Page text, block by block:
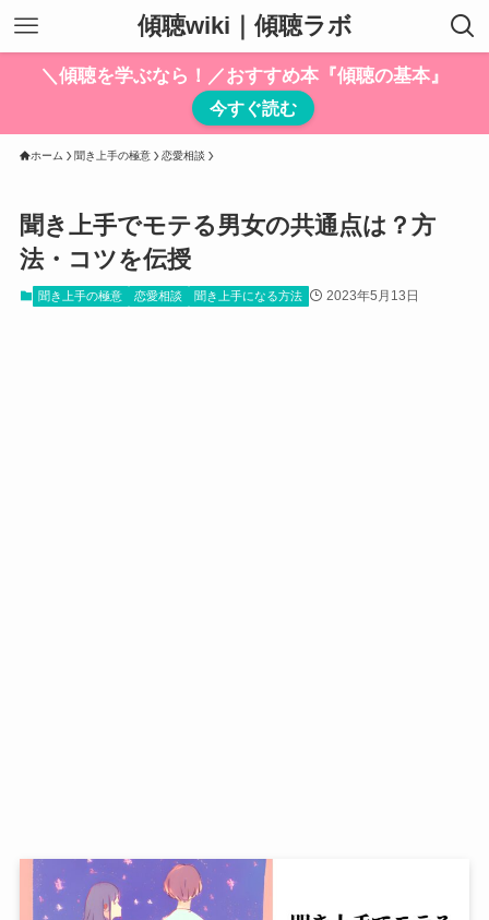
傾聴wiki｜傾聴ラボ
＼傾聴を学ぶなら！／おすすめ本『傾聴の基本』
今すぐ読む
ホーム 聞き上手の極意 恋愛相談
聞き上手でモテる男女の共通点は？方
法・コツを伝授
聞き上手の極意 恋愛相談 聞き上手になる方法 2023年5月13日